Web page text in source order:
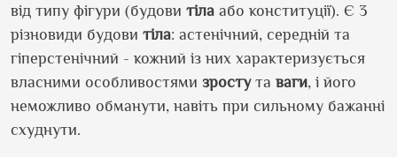
від типу фігури (будови тіла або конституції). Є 3
різновиди будови тіла: астенічний, середній та
гіперстенічний - кожний із них характеризується
власними особливостями зростута ваги, і його
неможливо обманути, навіть при сильному бажанні
схуднути.